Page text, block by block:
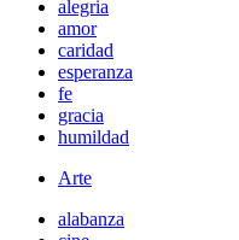
alegria
amor
caridad
esperanza
fe
gracia
humildad
Arte
alabanza